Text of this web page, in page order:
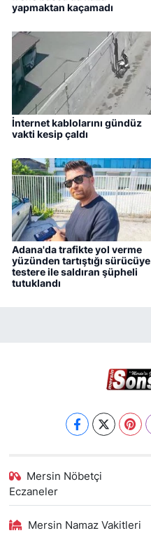
yapmaktan kaçamadı
İnternet kablolarını gündüz
vakti kesip çaldı
Adana'da trafikte yol verme
yüzünden tartıştığı sürücüye
testere ile saldıran şüpheli
tutuklandı
Mersin Nöbetçi
Eczaneler
Mersin Namaz Vakitleri